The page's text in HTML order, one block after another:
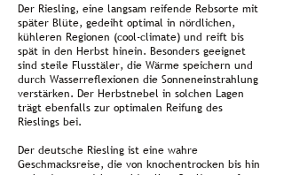
Der Riesling, eine langsam reifende Rebsorte mit
später Blüte, gedeiht optimal in nördlichen,
kühleren Regionen (cool-climate) und reift bis
spät in den Herbst hinein. Besonders geeignet
sind steile Flusstäler, die Wärme speichern und
durch Wasserreflexionen die Sonneneinstrahlung
verstärken. Der Herbstnebel in solchen Lagen
trägt ebenfalls zur optimalen Reifung des
Rieslings bei.
Der deutsche Riesling ist eine wahre
Geschmacksreise, die von knochentrocken bis hin